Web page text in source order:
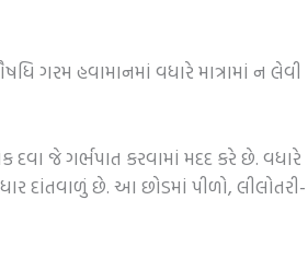
હવામાનમાં વધારે માત્રામાં ન લેવી
જે ગર્ભપાત કરવામાં મદદ કરે છે. વધારે
દાંતવાળું છે. આ છોડમાં પીળો, લીલોતરી-